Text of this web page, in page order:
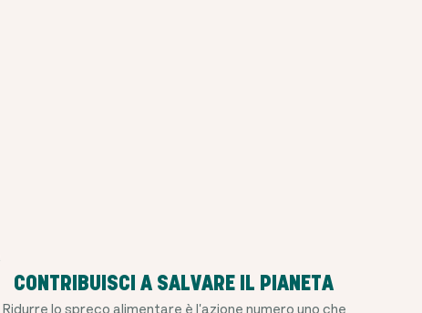
CONTRIBUISCI A SALVARE IL PIANETA
Ridurre lo spreco alimentare è l'azione numero uno che